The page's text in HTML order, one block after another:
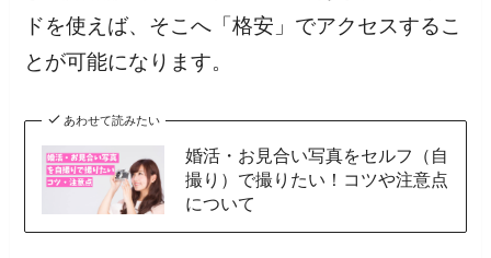
ドを使えば、そこへ「格安」でアクセスするこ
とが可能になります。
あわせて読みたい
婚活・お見合い写真をセルフ（自
撮り）で撮りたい！コツや注意点
について